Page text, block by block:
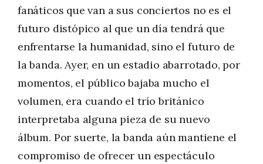
fanáticos que van a sus conciertos no es el
futuro distópico al que un día tendrá que
enfrentarse la humanidad, sino el futuro de
la banda. Ayer, en un estadio abarrotado, por
momentos, el público bajaba mucho el
volumen, era cuando el trío británico
interpretaba alguna pieza de su nuevo
álbum. Por suerte, la banda aún mantiene el
compromiso de ofrecer un espectáculo